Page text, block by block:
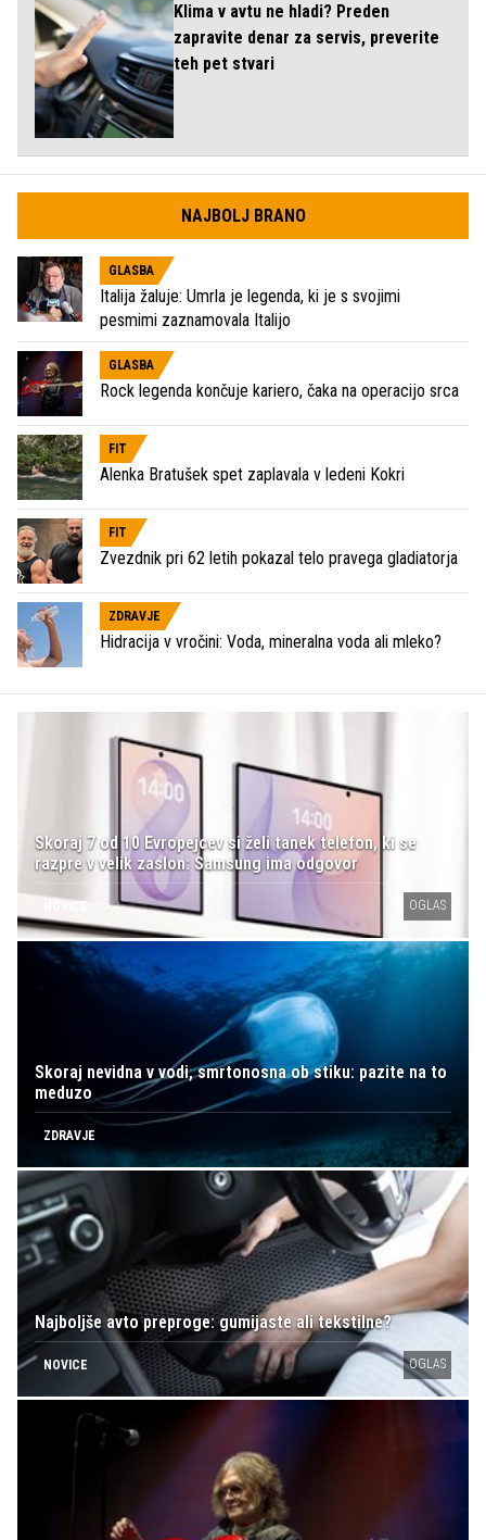
Klima v avtu ne hladi? Preden
zapravite denar za servis, preverite
teh pet stvari
NAJBOLJ BRANO
GLASBA
Italija žaluje: Umrla je legenda, ki je s svojimi
pesmimi zaznamovala Italijo
GLASBA
Rock legenda končuje kariero, čaka na operacijo srca
FIT
Alenka Bratušek spet zaplavala v ledeni Kokri
FIT
Zvezdnik pri 62 letih pokazal telo pravega gladiatorja
ZDRAVJE
Hidracija v vročini: Voda, mineralna voda ali mleko?
Skoraj 7 od 10 Evropejcev si želi tanek telefon, ki se
razpre v velik zaslon: Samsung ima odgovor
OGLAS
Skoraj nevidna v vodi, smrtonosna ob stiku: pazite na to
meduzo
ZDRAVJE
Najboljše avto preproge: gumijaste ali tekstilne?
NOVICE OGLAS